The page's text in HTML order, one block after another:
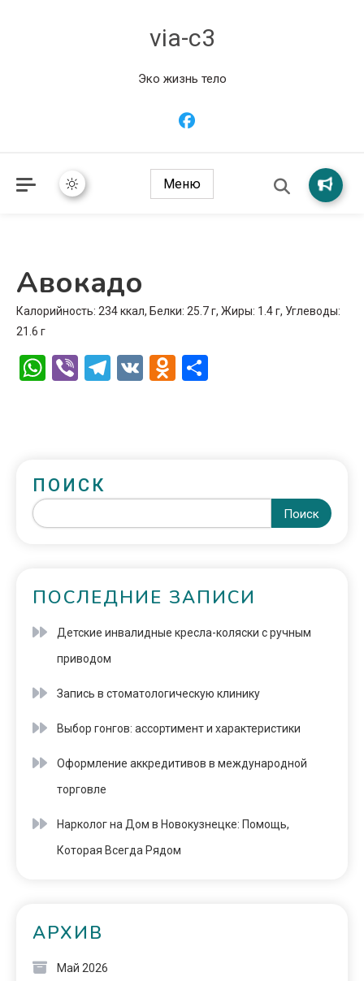
via-c3
Эко жизнь тело
Меню
Авокадо
Калорийность: 234 ккал, Белки: 25.7 г, Жиры: 1.4 г, Углеводы:
21.6 г
WhatsApp
ViberTelegram
VK Odnoklassniki
ПОИСК
Поиск
ПОСЛЕДНИЕ ЗАПИСИ
Детские инвалидные кресла-коляски с ручным
приводом
Запись в стоматологическую клинику
Выбор гонгов: ассортимент и характеристики
Оформление аккредитивов в международной
торговле
Нарколог на Дом в Новокузнецке: Помощь,
Которая Всегда Рядом
АРХИВ
Май 2026